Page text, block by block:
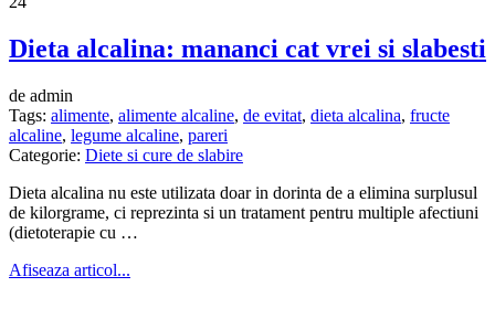
Dieta alcalina: mananci cat vrei si slabesti
de admin
Tags: alimente, alimente alcaline, de evitat, dieta alcalina, fructe
alcaline, legume alcaline, pareri
Categorie: Diete si cure de slabire
Dieta alcalina nu este utilizata doar in dorinta de a elimina surplusul
de kilorgrame, ci reprezinta si un tratament pentru multiple afectiuni
(dietoterapie cu …
Afiseaza articol...